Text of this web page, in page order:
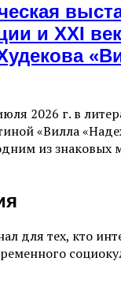
и ХХI
2026 г. в
«Вилла
из знаковых
для тех, кто